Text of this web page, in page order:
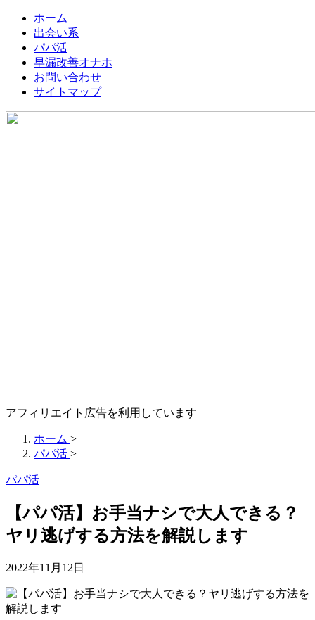
ホーム
出会い系
パパ活
早漏改善オナホ
お問い合わせ
サイトマップ
アフィリエイト広告を利用しています
ホーム >
パパ活 >
パパ活
【パパ活】お手当ナシで大人できる？
ヤリ逃げする方法を解説します
2022年11月12日